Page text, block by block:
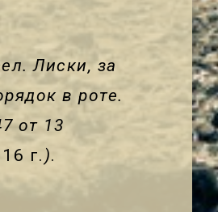
Лиски, за
в роте.
от 13
г. ).